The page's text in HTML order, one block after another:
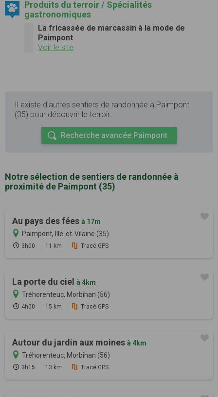
Produits du terroir / Spécialités
gastronomiques
La fricassée de marcassin à la mode de
Paimpont
Voir le site
Il existe d'autres sentiers de randonnée à Paimpont
(35) pour découvrir le terroir
Recherche avancée Paimpont
Notre sélection de sentiers de randonnée à
proximité de Paimpont (35)
Au pays des fées à 17m
Paimpont, Ille-et-Vilaine (35)
3h00 11 km Tracé GPS
La porte du ciel à 4km
Tréhorenteuc, Morbihan (56)
4h00 15 km Tracé GPS
Autour du jardin aux moines à 4km
Tréhorenteuc, Morbihan (56)
3h15 13 km Tracé GPS